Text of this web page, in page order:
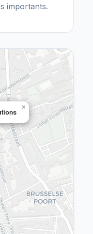
importants.
×